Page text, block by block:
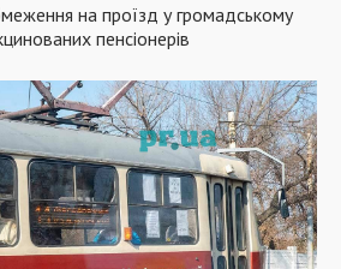
на проїзд у громадському
пенсіонерів